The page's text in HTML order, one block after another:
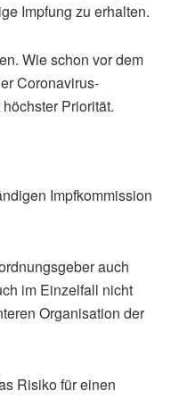
Impfung zu erhalten.
Wie schon vor dem
Coronavirus-
Priorität.
Impfkommission
auch
im Einzelfall nicht
Organisation der
Risiko für einen